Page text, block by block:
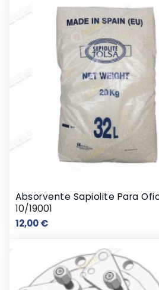
Absorvente Sapiolite Para
10/19001
12,00 €Preço